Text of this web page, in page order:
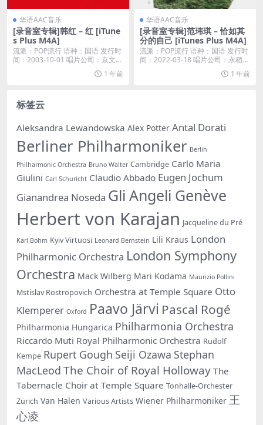
华语AAC音乐
[录音室专辑]韩红 – 红 [iTune
s Plus M4A]
流派：POP流行 语种：国语 发行时
间：2003-10-01 唱片公司：京文唱
1 年前
华语AAC音乐
[录音室专辑]范玮琪 – 恰如其
分的自己 [iTunes Plus M4A]
流派：POP流行 语种：国语 发行时
间：2022-03-18 唱片公司：永稻星
1 年前
标签云
Aleksandra Lewandowska Alex Potter Antal Dorati
Berliner Philharmoniker Berlin
Philharmonic Orchestra Bruno Walter Cambridge Carlo Maria
Giulini Carl Schuricht Claudio Abbado Eugen Jochum
Gianandrea Noseda Gli Angeli Genève
Herbert von Karajan Jacqueline du Pré
Karl Bohm Kyiv Virtuosi Leonard Bernstein Lili Kraus London
Philharmonic Orchestra London Symphony
Orchestra Mack Wilberg Mari Kodama Maurizio Pollini
Mstislav Rostropovich Orchestra at Temple Square Otto
Klemperer Oxford Paavo Järvi Pascal Rogé
Philharmonia Hungarica Philharmonia Orchestra
Riccardo Muti Royal Philharmonic Orchestra Rudolf
Kempe Rupert Gough Seiji Ozawa Stephan
MacLeod The Choir of Royal Holloway The
Tabernacle Choir at Temple Square Tonhalle-Orchester
Zürich Van Halen Various Artists Wiener Philharmoniker 王
心凌